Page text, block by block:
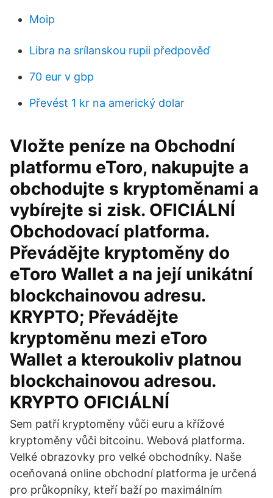
Moip
Libra na srílanskou rupii předpověď
70 eur v gbp
Převést 1 kr na americký dolar
Vložte peníze na Obchodní
platformu eToro, nakupujte a
obchodujte s kryptoměnami a
vybírejte si zisk. OFICIÁLNÍ
Obchodovací platforma.
Převádějte kryptoměny do
eToro Wallet a na její unikátní
blockchainovou adresu.
KRYPTO; Převádějte
kryptoměnu mezi eToro
Wallet a kteroukoliv platnou
blockchainovou adresou.
KRYPTO OFICIÁLNÍ
Sem patří kryptoměny vůči euru a křížové
kryptoměny vůči bitcoinu. Webová platforma.
Velké obrazovky pro velké obchodníky. Naše
oceňovaná online obchodní platforma je určená
pro průkopníky, kteří baží po maximálním